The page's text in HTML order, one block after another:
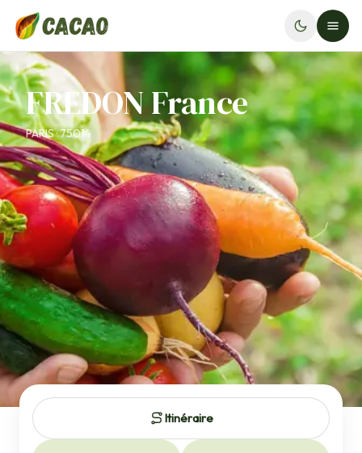
FREDON France
PARIS · 75014
Itinéraire